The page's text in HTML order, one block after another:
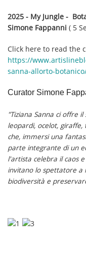
2025 - My Jungle -
Simone Fappanni ( 5
Click here to read the
https://
sanna-allorto-
Curator Simone
"Tiziana Sanna ci offre
leopardi, ocelot,
che, immersi una
parte integrante di un
l'artista celebra il caos
invitano lo spettatore a
biodiversità e